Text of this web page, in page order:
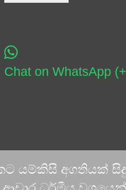
Chat on WhatsApp
යම්කිසි අගතියක්